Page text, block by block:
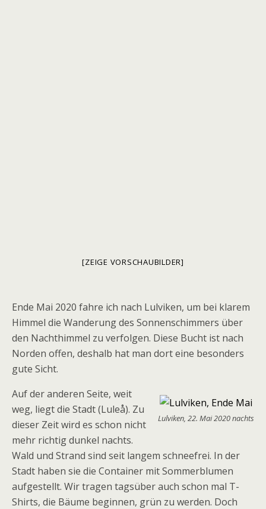
[ZEIGE VORSCHAUBILDER]
Ende Mai 2020 fahre ich nach Lulviken, um bei klarem
Himmel die Wanderung des Sonnenschimmers über
den Nachthimmel zu verfolgen. Diese Bucht ist nach
Norden offen, deshalb hat man dort eine besonders
gute Sicht.
Lulviken, 22. Mai 2020 nachts
Auf der anderen Seite, weit
weg, liegt die Stadt (Luleå). Zu
dieser Zeit wird es schon nicht
mehr richtig dunkel nachts.
Wald und Strand sind seit langem schneefrei. In der
Stadt haben sie die Container mit Sommerblumen
aufgestellt. Wir tragen tagsüberauch schon mal T-
Shirts, die Bäume beginnen, grün zu werden. Doch